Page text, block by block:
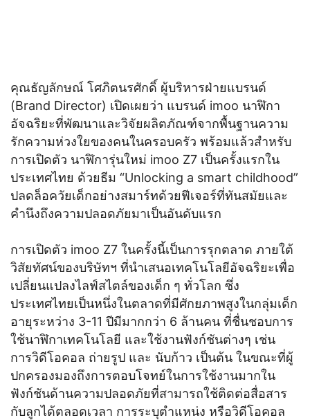
คุณธัญลักษณ์ โศภิตนรศักดิ์ ผู้บริหารฝ่ายแบรนด์
(Brand Director) เปิดเผยว่า แบรนด์ imoo นาฬิกา
อัจฉริยะที่พัฒนาและวิจัยผลิตภัณฑ์จากพื้นฐานความ
รักความห่วงใยของคนในครอบครัว พร้อมแล้วสำหรับ
การเปิดตัว นาฬิการุ่นใหม่ imoo Z7 เป็นครั้งแรกใน
ประเทศไทย ด้วยธีม “Unlocking a smart childhood”
ปลดล็อควัยเด็กอย่างสมาร์ทด้วยฟีเจอร์ที่ทันสมัยและ
คำนึงถึงความปลอดภัยมาเป็นอันดับแรก
การเปิดตัว imoo Z7 ในครั้งนี้เป็นการรุกตลาด ภายใต้
วิสัยทัศน์ของบริษัทฯ ที่นำเสนอเทคโนโลยีอัจฉริยะเพื่อ
เปลี่ยนแปลงไลฟ์สไตล์ของเด็ก ๆ ทั่วโลก ซึ่ง
ประเทศไทยเป็นหนึ่งในตลาดที่มีศักยภาพสูงในกลุ่มเด็ก
อายุระหว่าง 3-11 ปีมีมากกว่า 6 ล้านคน ที่ชื่นชอบการ
ใช้นาฬิกาเทคโนโลยี และใช้งานฟังก์ชันต่างๆ เช่น
การวิดีโอคอล ถ่ายรูป และ นับก้าว เป็นต้น ในขณะที่ผู้
ปกครองมองถึงการตอบโจทย์ในการใช้งานมากใน
ฟังก์ชันด้านความปลอดภัยที่สามารถใช้ติดต่อสื่อสาร
กับลูกได้ตลอดเวลา การระบุตำแหน่ง หรือวิดีโอคอล